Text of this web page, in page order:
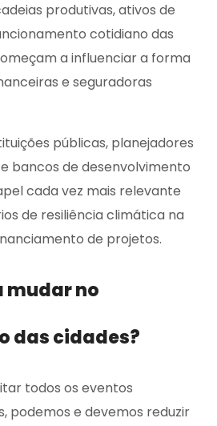
produtivas, ativos de
cotidiano das
a influenciar a forma
e seguradoras
públicas, planejadores
bancos de desenvolvimento
cada vez mais relevante
de resiliência climática na
de projetos.
mudar no
das cidades?
todos os eventos
podemos e devemos reduzir